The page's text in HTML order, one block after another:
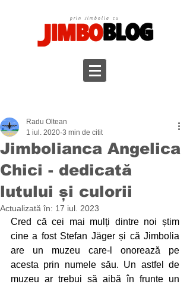
prin Jimbolia cu
Jimbolianca Angelica
Chici - dedicată
lutului și culorii
Radu Oltean
1 iul. 2020 3 min de citit
Actualizată în: 17 iul. 2023
Cred că cei mai mulți dintre noi știm
cine a fost Stefan Jäger și că Jimbolia
are un muzeu care-l onorează pe
acesta prin numele său. Un astfel de
muzeu ar trebui să aibă în frunte un